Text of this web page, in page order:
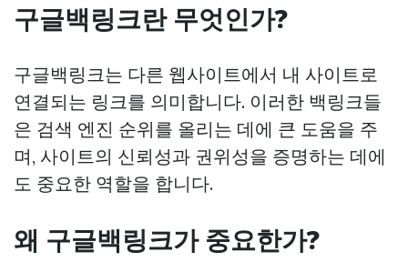
구글백링크란 무엇인가?
구글백링크는 다른 웹사이트에서 내 사이트로
연결되는 링크를 의미합니다. 이러한 백링크들
은 검색 엔진 순위를 올리는 데에 큰 도움을 주
며, 사이트의 신뢰성과 권위성을 증명하는 데에
도 중요한 역할을 합니다.
왜 구글백링크가 중요한가?